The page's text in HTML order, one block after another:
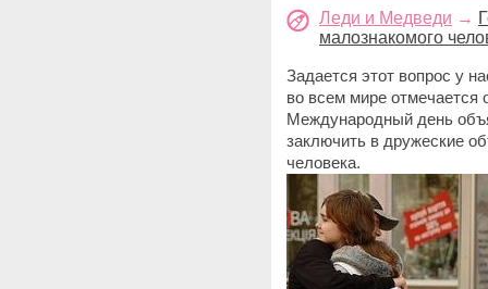
Леди и Медведи →
малознакомого
Задается этот вопрос у
во всем мире
Международный день
заключить в дружеские
человека.